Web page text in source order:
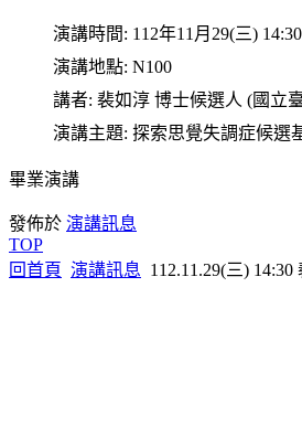
演講時間: 112年11月29(三) 14:30
演講地點: N100
講者: 裴如淳 博士候選人 (國立
演講主題: 探索思覺失調症候選
畢業演講
發佈於 演講訊息
TOP
回首頁 演講訊息 112.11.29(三)